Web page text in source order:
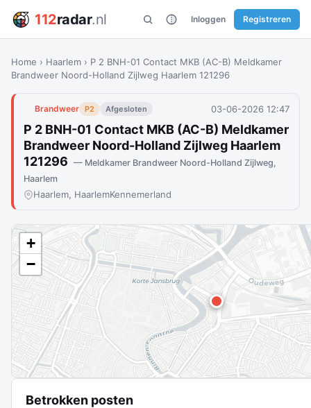
112radar.nl Inloggen Registreren
Home › Haarlem › P 2 BNH-01 Contact MKB (AC-B) Meldkamer
Brandweer Noord-Holland Zijlweg Haarlem 121296
Brandweer P2 Afgesloten 03-06-2026 12:47
P 2 BNH-01 Contact MKB (AC-B) Meldkamer
Brandweer Noord-Holland Zijlweg Haarlem
121296 — Meldkamer Brandweer Noord-Holland Zijlweg,
Haarlem
Haarlem, HaarlemKennemerland
+
−
Betrokken posten